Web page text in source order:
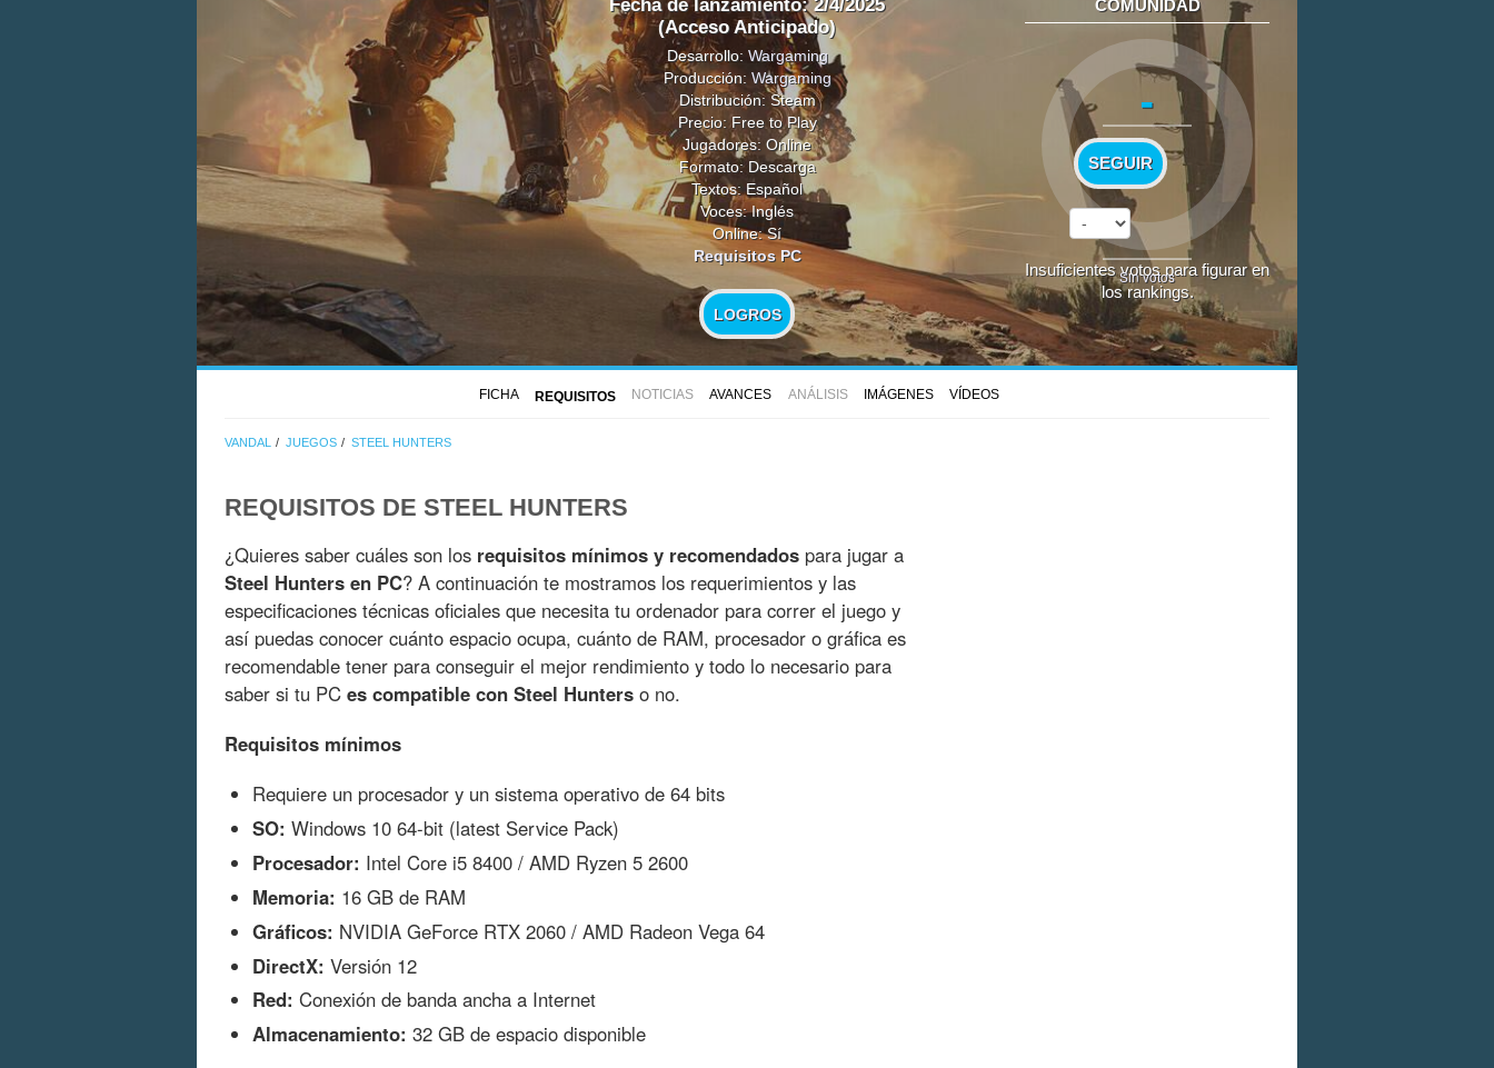
Fecha de lanzamiento: 2/4/2025
(Acceso Anticipado)
Desarrollo: Wargaming
Producción: Wargaming
Distribución: Steam
Precio: Free to Play
Jugadores: Online
Formato: Descarga
Textos: Español
Voces: Inglés
Online: Sí
Requisitos PC
LOGROS
COMUNIDAD
-
SEGUIR
Sin votos
Insuficientes votos para figurar en
los rankings.
FICHA REQUISITOS NOTICIAS AVANCES ANÁLISIS IMÁGENES VÍDEOS
VANDAL JUEGOS STEEL HUNTERS
REQUISITOS DE STEEL HUNTERS
¿Quieres saber cuáles son los requisitos mínimos y recomendados para jugar a
Steel Hunters en PC? A continuación te mostramos los requerimientos y las
especificaciones técnicas oficiales que necesita tu ordenador para correr el juego y
así puedas conocer cuánto espacio ocupa, cuánto de RAM, procesador o gráfica es
recomendable tener para conseguir el mejor rendimiento y todo lo necesario para
saber si tu PC es compatible con Steel Hunters o no.
Requisitos mínimos
Requiere un procesador y un sistema operativo de 64 bits
SO: Windows 10 64-bit (latest Service Pack)
Procesador: Intel Core i5 8400 / AMD Ryzen 5 2600
Memoria: 16 GB de RAM
Gráficos: NVIDIA GeForce RTX 2060 / AMD Radeon Vega 64
DirectX: Versión 12
Red: Conexión de banda ancha a Internet
Almacenamiento: 32 GB de espacio disponible